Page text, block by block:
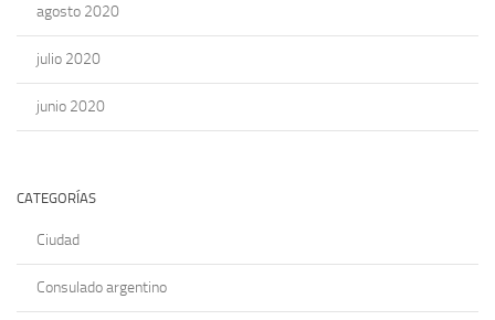
agosto 2020
julio 2020
junio 2020
CATEGORÍAS
Ciudad
Consulado argentino